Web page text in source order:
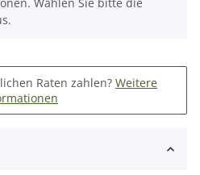
Raten zahlen? Weitere